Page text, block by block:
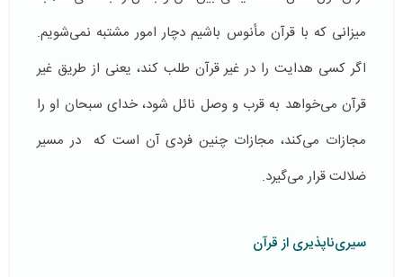
میزانی که با قرآن مأنوس باشیم دچار امور مشتبه نمی‌شویم.
اگر كسی هدایت را در غیر قرآن طلب کند، یعنی از طریق غیر
قرآن می‌خواهد به قرب و وصل نائل شود، خدای سبحان او را
مجازات می‌كند، مجازات چنین فردی آن است که در مسیر
ضلالت قرار می‌گیرد.
سیری‌ناپذیری از قرآن